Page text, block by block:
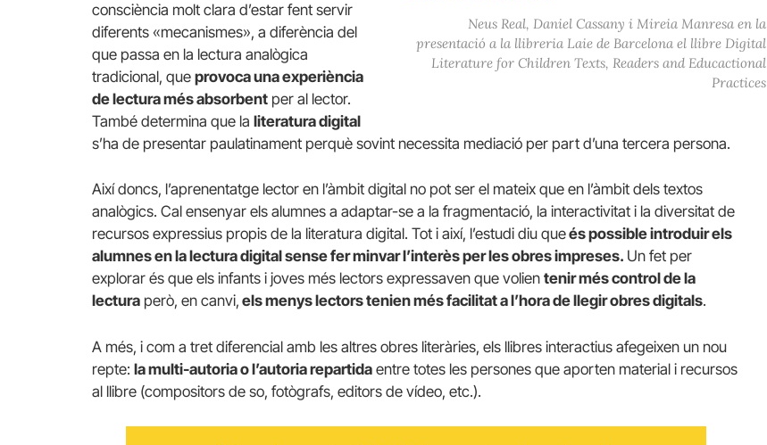
Neus Real, Daniel Cassany i Mireia Manresa en la
presentació a la llibreria Laie de Barcelona el llibre Digital
Literature for Children Texts, Readers and Educactional
Practices
consciència molt clara d’estar fent servir
diferents «mecanismes», a diferència del
que passa en la lectura analògica
tradicional, que provoca una experiència
de lectura més absorbent per al lector.
També determina que la literatura digital
s’ha de presentar paulatinament perquè sovint necessita mediació per part d’una tercera persona.
Així doncs, l’aprenentatge lector en l’àmbit digital no pot ser el mateix que en l’àmbit dels textos
analògics. Cal ensenyar els alumnes a adaptar-se a la fragmentació, la interactivitat i la diversitat de
recursos expressius propis de la literatura digital. Tot i així, l’estudi diu queés possible introduir els
alumnes en la lectura digital sense fer minvar l’interès per les obres impreses. Un fet per
explorar és que els infants i joves més lectors expressaven que volien tenir més control de la
lectura però, en canvi, els menys lectors tenien més facilitat a l’hora de llegir obres digitals.
A més, i com a tret diferencial amb les altres obres literàries, els llibres interactius afegeixen un nou
repte: la multi-autoria o l’autoria repartida entre totes les persones que aporten material i recursos
al llibre (compositors de so, fotògrafs, editors de vídeo, etc.).